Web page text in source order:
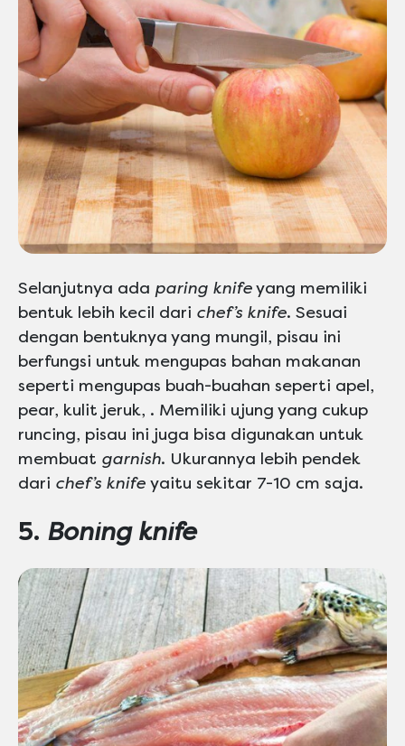
Selanjutnya ada paring knifeyang memiliki
bentuk lebih kecil dari chef’s knife. Sesuai
dengan bentuknya yang mungil, pisau ini
berfungsi untuk mengupas bahan makanan
seperti mengupas buah-buahan seperti apel,
pear, kulit jeruk, . Memiliki ujung yang cukup
runcing, pisau ini juga bisa digunakan untuk
membuat garnish. Ukurannya lebih pendek
dari chef’s knife yaitu sekitar 7-10 cm saja.
5. Boning knife